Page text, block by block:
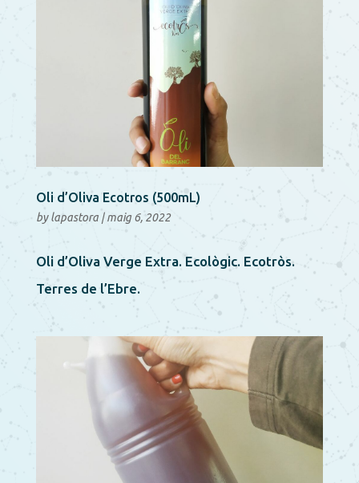
Oli d’Oliva Ecotros (500mL)
bylapastora|maig 6, 2022
Oli d’Oliva Verge Extra. Ecològic. Ecotròs.
Terres de l’Ebre.